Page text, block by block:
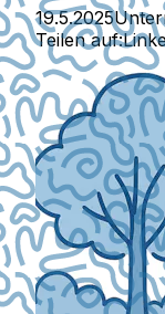
19.5.2025
Teilen auf: